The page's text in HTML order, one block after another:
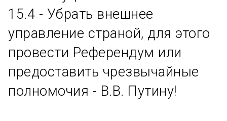
15.4 - Убрать внешнее
управление страной, для этого
провести Референдум или
предоставить чрезвычайные
полномочия - В.В. Путину!